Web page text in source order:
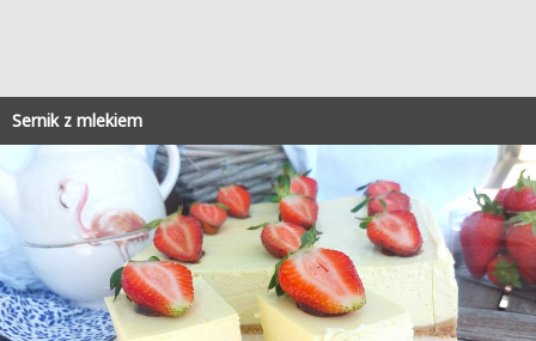
Sernik z mlekiem